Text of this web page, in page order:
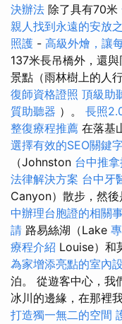
決辦法 除了具有70米
親人找到永遠的安放
照護 - 高級外燴，讓
137米長吊橋外，還
景點（雨林樹上的人
復師資格證照 頂級助
質助聽器 ）。 長照
整復療程推薦 在落基
選擇有效的SEO關鍵
（Johnston 台中推
法律解決方案 台中牙
Canyon）散步，然後
中辦理台胞證的相關
請 路易絲湖（Lake
療程介紹 Louise）和
為家增添亮點的室內
泊。 從遊客中心，我
冰川的邊緣，在那裡
打造獨一無二的空間